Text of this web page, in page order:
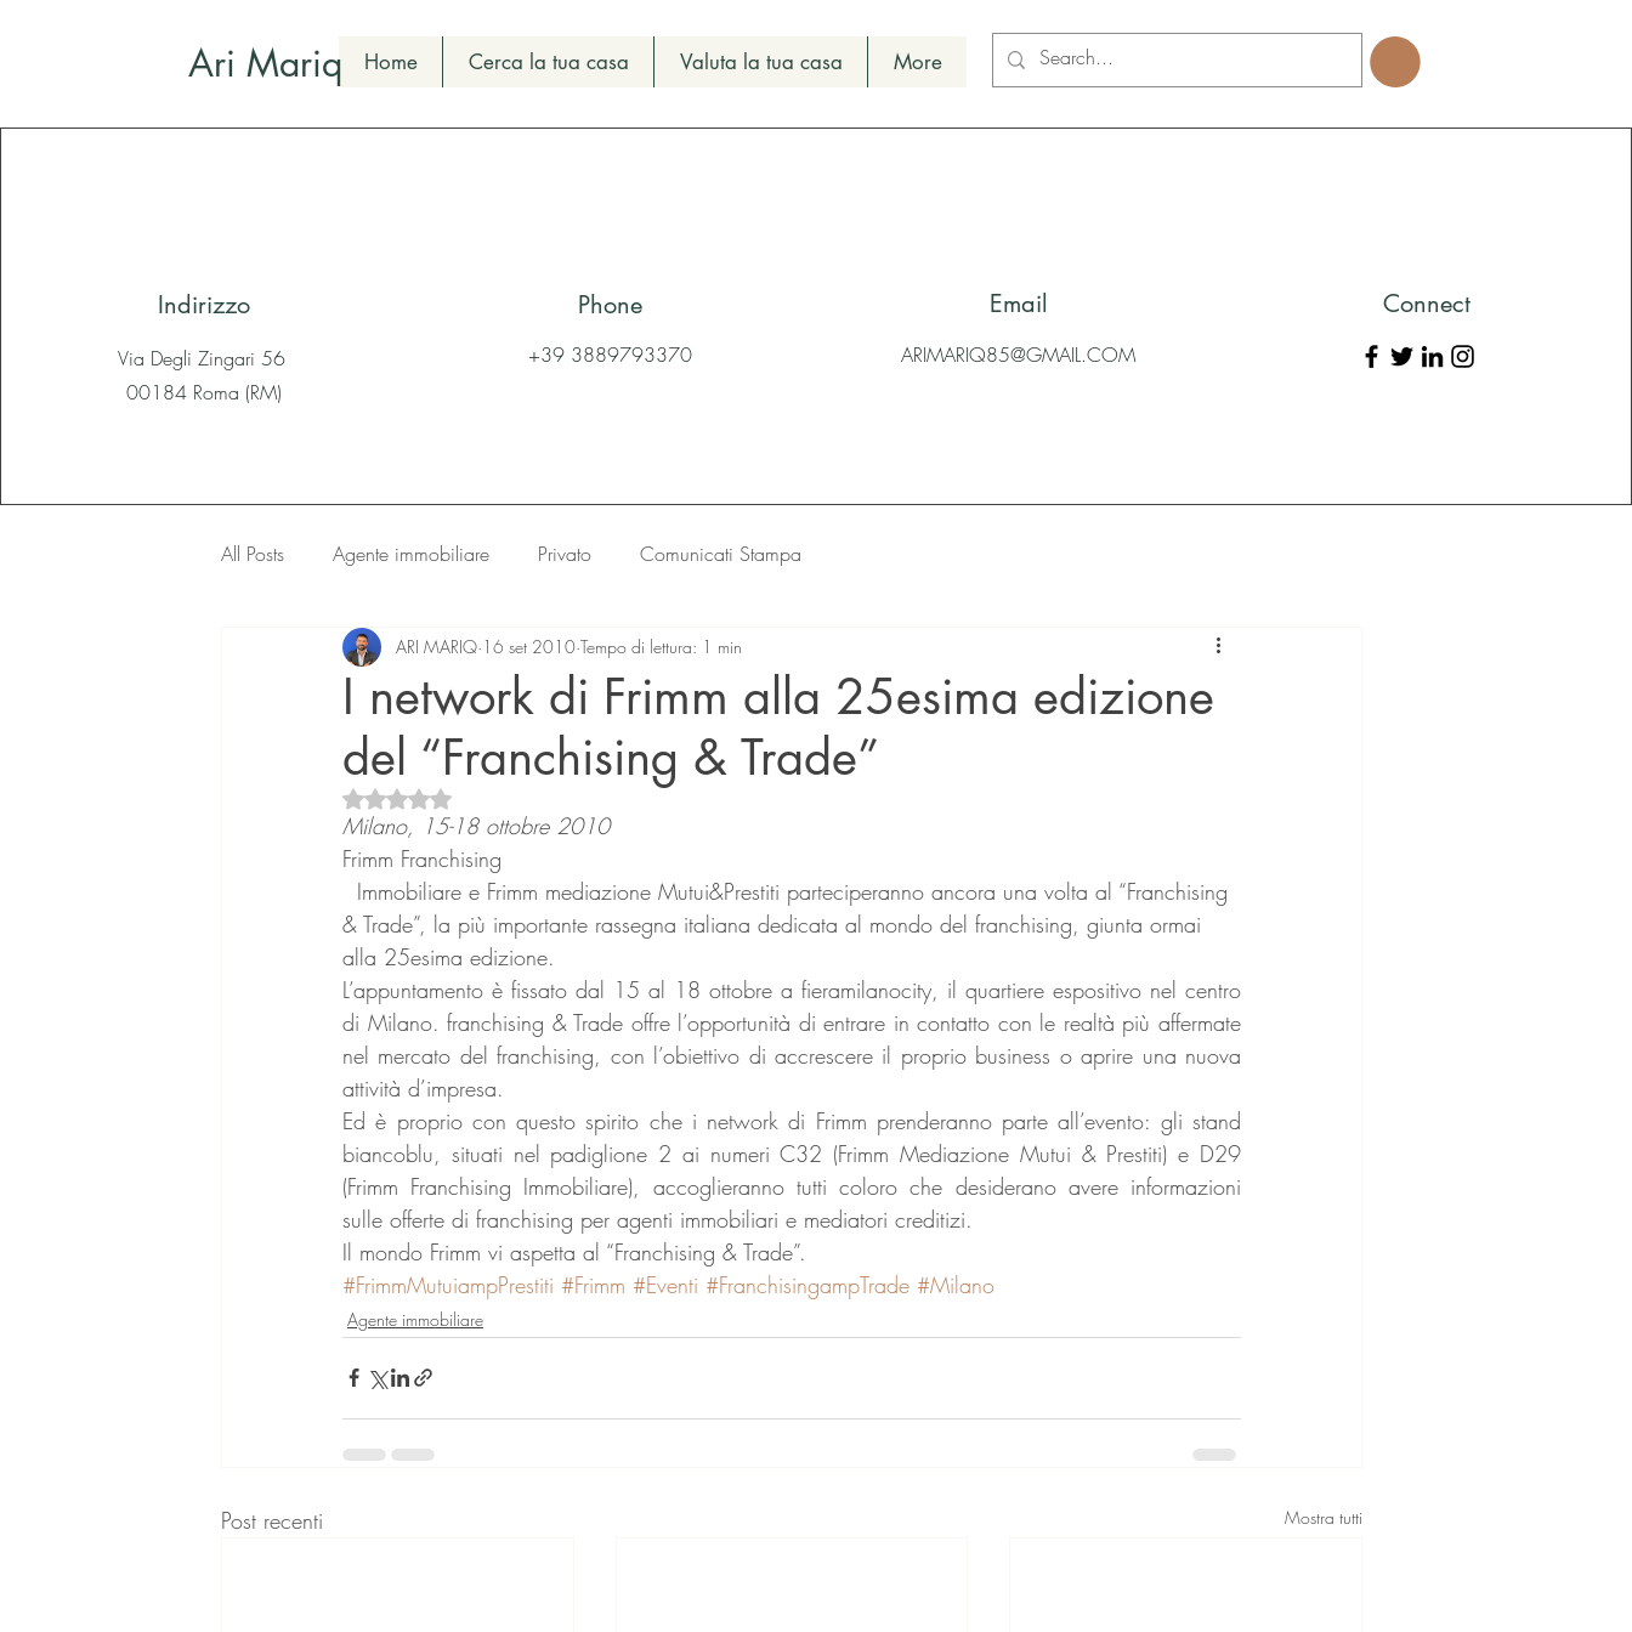
Ari Mariq Home Cerca la tua casa Valuta la tua casa More
Indirizzo
Via Degli Zingari 56
00184 Roma (RM)
Phone
+39 3889793370
Email
ARIMARIQ85@GMAIL.COM
Connect
All Posts Agente immobiliare Privato Comunicati Stampa
I network di Frimm alla 25esima edizione
del “Franchising & Trade”
ARI MARIQ 16 set 2010 Tempo di lettura: 1 min
Valutazione NaN stelle su 5.
Milano, 15-18 ottobre 2010
Frimm Franchising
& Trade”, la più importante rassegna italiana dedicata al mondo del franchising, giunta ormai
alla 25esima edizione.
L’appuntamento è fissato dal 15 al 18 ottobre a fieramilanocity, il quartiere espositivo nel centro
di Milano. franchising & Trade offre l’opportunità di entrare in contatto con le realtà più affermate
nel mercato del franchising, con l’obiettivo di accrescere il proprio business o aprire una nuova
attività d’impresa.
Ed è proprio con questo spirito che i network di Frimm prenderanno parte all’evento: gli stand
biancoblu, situati nel padiglione 2 ai numeri C32 (Frimm Mediazione Mutui & Prestiti) e D29
(Frimm Franchising Immobiliare), accoglieranno tutti coloro che desiderano avere informazioni
sulle offerte di franchising per agenti immobiliari e mediatori creditizi.
Il mondo Frimm vi aspetta al “Franchising & Trade”.
#FrimmMutuiampPrestiti #Frimm #Eventi #FranchisingampTrade #Milano
Agente immobiliare
Post recenti Mostra tutti